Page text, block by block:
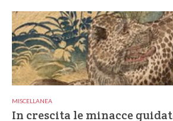
MISCELLANEA
In crescita le minacce